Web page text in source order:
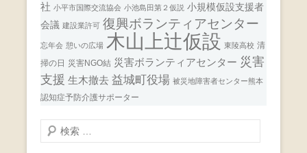
社 小平市国際交流協会 小池島田第２仮説 小規模仮設支援者
会議 建設業許可 復興ボランティアセンター
忘年会 憩いの広場 木山上辻仮設 東陵高校 清
掃の日 災害NGO結 災害ボランティアセンター 災害
支援 生木撤去 益城町役場 被災地障害者センター熊本
認知症予防介護サポーター
検
索